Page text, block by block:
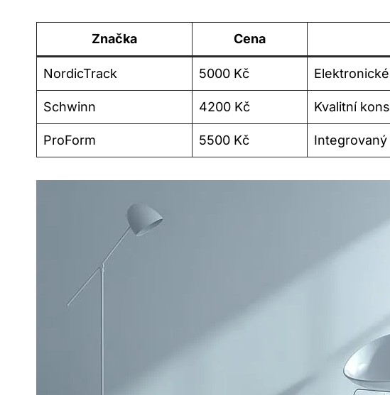
Značka Cena
NordicTrack 5000 Kč
Schwinn 4200 Kč Kvalitní
ProForm 5500 Kč